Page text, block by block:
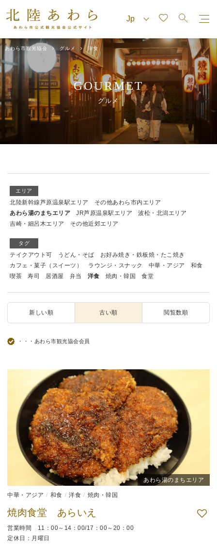
あわら市観光協会 グルメ 洋食
GOURMET
グルメ
エリア
北陸新幹線芦原温泉駅エリア
その他あわら市内エリア
あわら湯のまちエリア
JR芦原温泉駅エリア
波松・北潟エリア
吉崎・細呂木エリア
その他近郊エリア
タグ
テイクアウト可 うどん・そば
お好み焼き・鉄板焼・たこ焼き
カフェ・菓子（スイーツ）
ラウンジ・スナック 中華・アジア
和食
喫茶
寿司 居酒屋 弁当 洋食 焼肉・韓国 食堂
新しい順 古い順 閲覧数順
・・・あわら市観光協会会員
あわら湯のまちエリア
中華・アジア 和食 洋食 焼肉・韓国
焼肉食堂 あらいえ
営業時間 11：00～14：00/17：00～20：00
定休日：月曜日